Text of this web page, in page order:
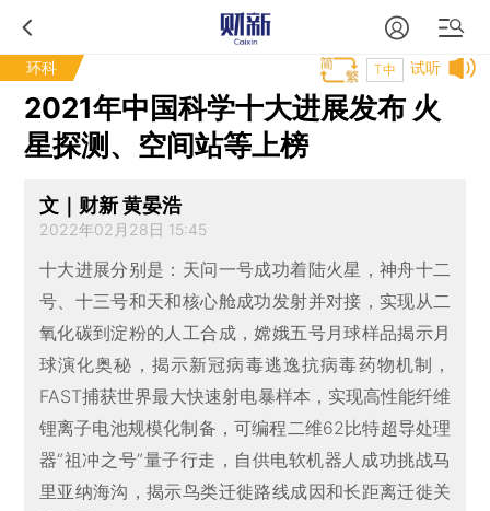
环科 试听
T中
2021年中国科学十大进展发布 火
星探测、空间站等上榜
文｜财新 黄晏浩
2022年02月28日 15:45
十大进展分别是：天问一号成功着陆火星，神舟十二
号、十三号和天和核心舱成功发射并对接，实现从二
氧化碳到淀粉的人工合成，嫦娥五号月球样品揭示月
球演化奥秘，揭示新冠病毒逃逸抗病毒药物机制，
FAST捕获世界最大快速射电暴样本，实现高性能纤维
锂离子电池规模化制备，可编程二维62比特超导处理
器“祖冲之号”量子行走，自供电软机器人成功挑战马
里亚纳海沟，揭示鸟类迁徙路线成因和长距离迁徙关